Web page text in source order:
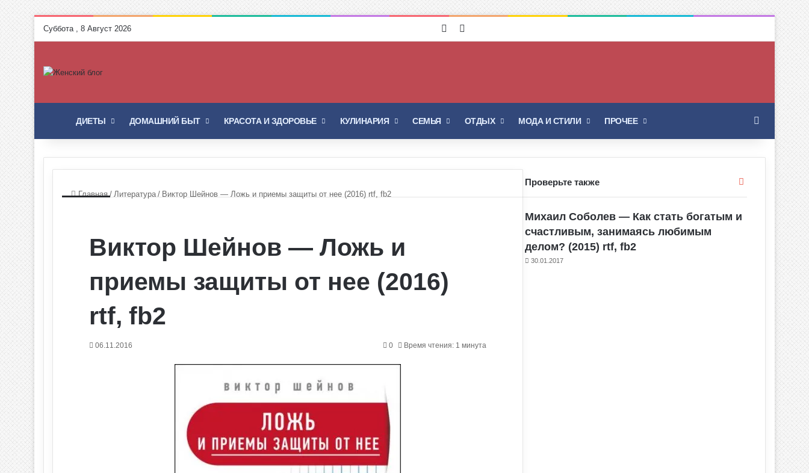
Суббота , 8 Август 2026 Войти
ГЛАВНАЯ
ДИЕТЫ ДОМАШНИЙ БЫТ КРАСОТА И ЗДОРОВЬЕ КУЛИНАРИЯ СЕМЬЯ ОТДЫХ МОДА И СТИЛИ ПРОЧЕЕ
Главная / Литература / Виктор Шейнов — Ложь и приемы защиты от нее (2016) rtf, fb2
Виктор Шейнов — Ложь и
приемы защиты от нее (2016)
rtf, fb2
06.11.2016 0 Время чтения: 1 минута
Проверьте также Закрыть
Михаил Соболев — Как стать богатым и
счастливым, занимаясь любимым
делом? (2015) rtf, fb2
30.01.2017